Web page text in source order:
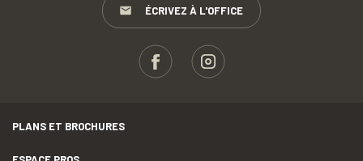
ÉCRIVEZ À L'OFFICE
PLANS ET BROCHURES